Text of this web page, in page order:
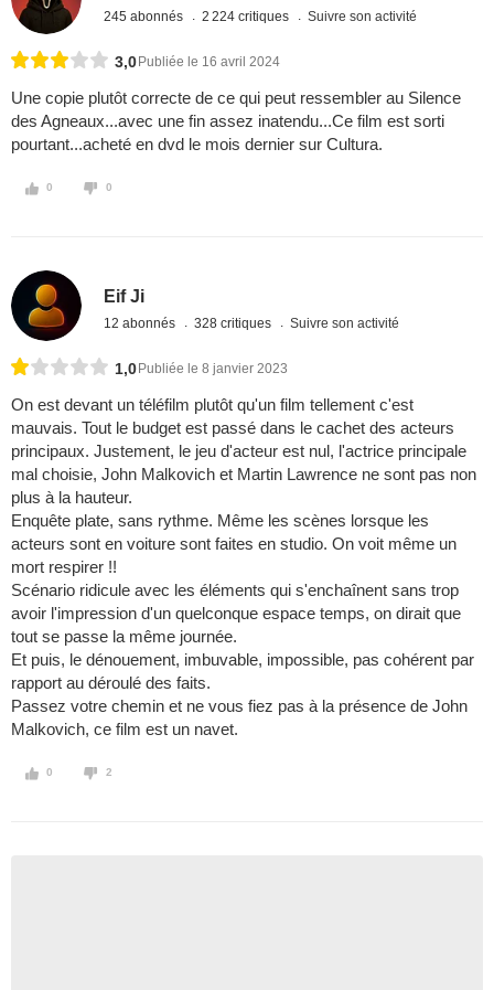
245 abonnés 2 224 critiques Suivre son activité
3,0 Publiée le 16 avril 2024
Une copie plutôt correcte de ce qui peut ressembler au Silence
des Agneaux...avec une fin assez inatendu...Ce film est sorti
pourtant...acheté en dvd le mois dernier sur Cultura.
0 0
Eif Ji
12 abonnés 328 critiques Suivre son activité
1,0 Publiée le 8 janvier 2023
On est devant un téléfilm plutôt qu'un film tellement c'est
mauvais. Tout le budget est passé dans le cachet des acteurs
principaux. Justement, le jeu d'acteur est nul, l'actrice principale
mal choisie, John Malkovich et Martin Lawrence ne sont pas non
plus à la hauteur.
Enquête plate, sans rythme. Même les scènes lorsque les
acteurs sont en voiture sont faites en studio. On voit même un
mort respirer !!
Scénario ridicule avec les éléments qui s'enchaînent sans trop
avoir l'impression d'un quelconque espace temps, on dirait que
tout se passe la même journée.
Et puis, le dénouement, imbuvable, impossible, pas cohérent par
rapport au déroulé des faits.
Passez votre chemin et ne vous fiez pas à la présence de John
Malkovich, ce film est un navet.
0 2